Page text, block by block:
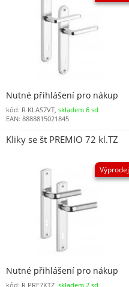
Nutné přihlášení pro nákup
kód: R KLAS7VT, skladem 6 sd
EAN: 8888815021845
Kliky se št PREMIO 72 kl.TZ
Výprodej
Nutné přihlášení pro nákup
kód: R PRE7KTZ, skladem 2 sd